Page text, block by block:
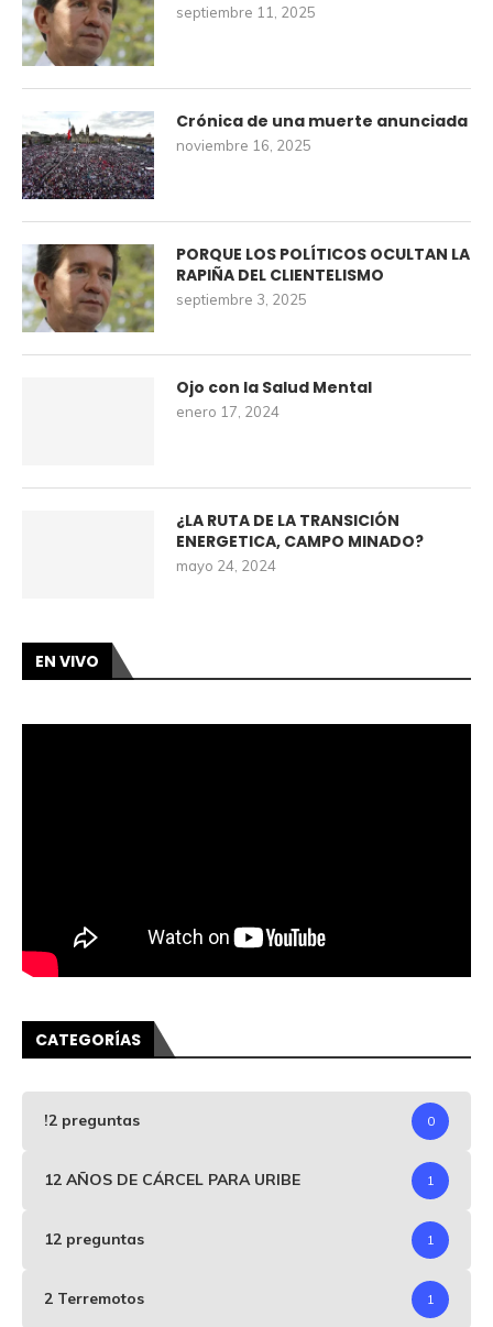
septiembre 11, 2025
Crónica de una muerte anunciada
noviembre 16, 2025
PORQUE LOS POLÍTICOS OCULTAN LA
RAPIÑA DEL CLIENTELISMO
septiembre 3, 2025
Ojo con la Salud Mental
enero 17, 2024
¿LA RUTA DE LA TRANSICIÓN
ENERGETICA, CAMPO MINADO?
mayo 24, 2024
EN VIVO
CATEGORÍAS
!2 preguntas 0
12 AÑOS DE CÁRCEL PARA URIBE 1
12 preguntas 1
2 Terremotos 1